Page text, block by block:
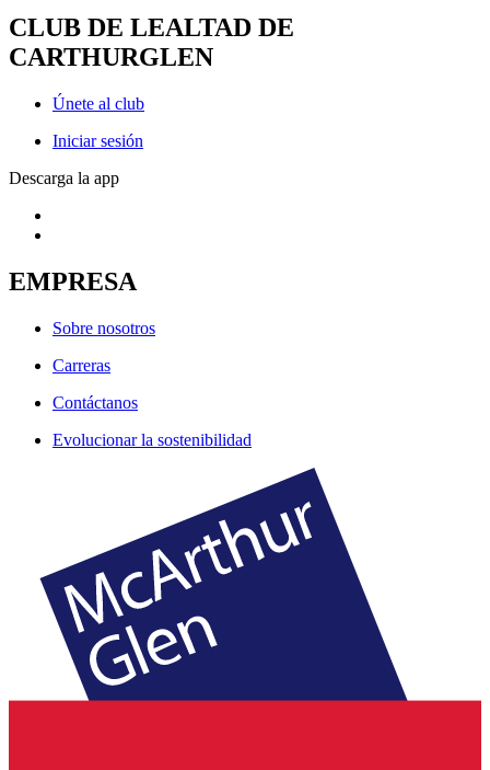
CLUB DE LEALTAD DE
CARTHURGLEN
Únete al club
Iniciar sesión
Descarga la app
EMPRESA
Sobre nosotros
Carreras
Contáctanos
Evolucionar la sostenibilidad